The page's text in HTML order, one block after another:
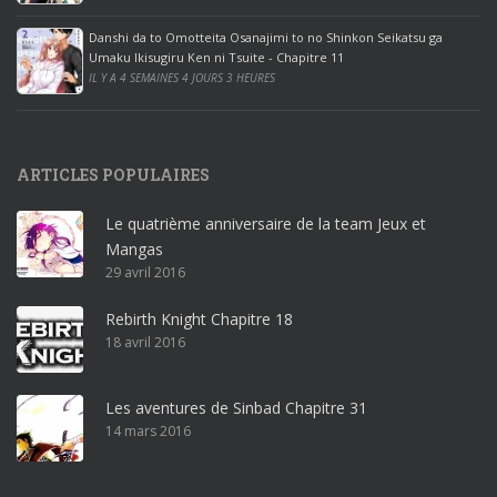
e
2
0
1
r
o
ff
i
c
e
3
r
Danshi da to Omotteita Osanajimi to no Shinkon Seikatsu ga
Umaku Ikisugiru Ken ni Tsuite - Chapitre 11
IL Y A 4 SEMAINES 4 JOURS 3 HEURES
ARTICLES POPULAIRES
Le quatrième anniversaire de la team Jeux et
Mangas
29 avril 2016
Rebirth Knight Chapitre 18
18 avril 2016
Les aventures de Sinbad Chapitre 31
14 mars 2016